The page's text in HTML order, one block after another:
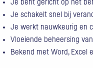
Je bent gericht op het
Je schakelt snel bij
Je werkt nauwkeurig en
Vloeiende beheersing
Bekend met Word, Excel